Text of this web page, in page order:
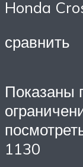
Honda
сравнить
Показаны
1130